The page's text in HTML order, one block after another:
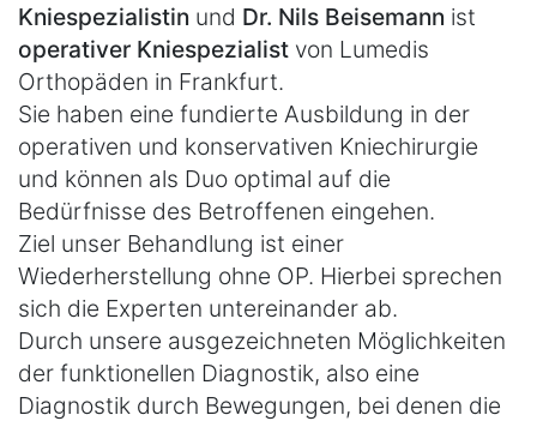
Kniespezialistin und Dr. Nils Beisemann ist
operativer Kniespezialist von Lumedis
Orthopäden in Frankfurt.
Sie haben eine fundierte Ausbildung in der
operativen und konservativen Kniechirurgie
und können als Duo optimal auf die
Bedürfnisse des Betroffenen eingehen.
Ziel unser Behandlung ist einer
Wiederherstellung ohne OP. Hierbei sprechen
sich die Experten untereinander ab.
Durch unsere ausgezeichneten Möglichkeiten
der funktionellen Diagnostik, also eine
Diagnostik durch Bewegungen, bei denen die